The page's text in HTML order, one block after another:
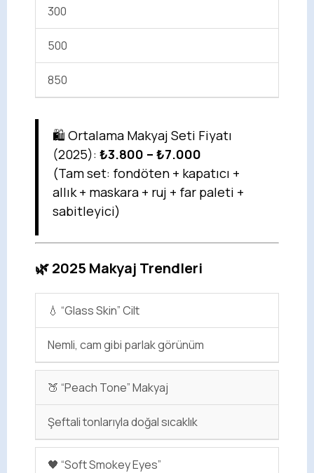
300
500
850
🛍️ Ortalama Makyaj Seti Fiyatı
(2025): ₺3.800 – ₺7.000
(Tam set: fondöten + kapatıcı +
allık + maskara + ruj + far paleti +
sabitleyici)
🌿 2025 Makyaj Trendleri
💧 “Glass Skin” Cilt
Nemli, cam gibi parlak görünüm
🍑 “Peach Tone” Makyaj
Şeftali tonlarıyla doğal sıcaklık
🖤 “Soft Smokey Eyes”